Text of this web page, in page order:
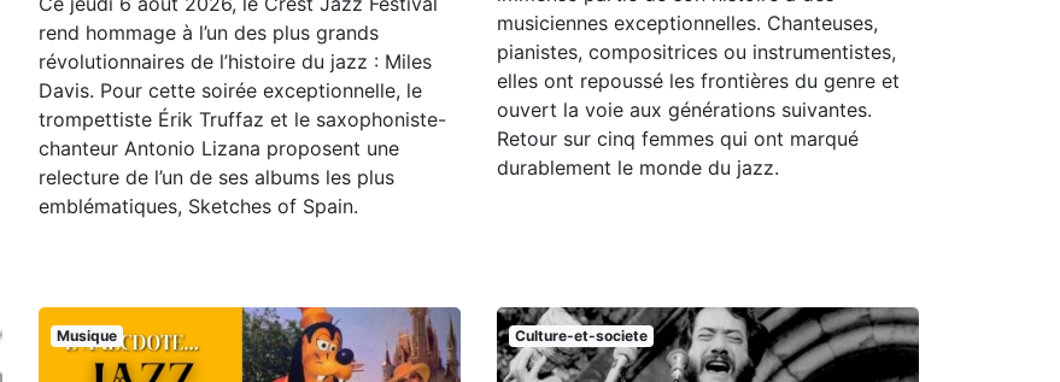
rend hommage à l’un des plus grands
révolutionnaires de l’histoire du jazz : Miles
Davis. Pour cette soirée exceptionnelle, le
trompettiste Érik Truffaz et le saxophoniste-
chanteur Antonio Lizana proposent une
relecture de l’un de ses albums les plus
emblématiques, Sketches of Spain.
musiciennes exceptionnelles. Chanteuses,
pianistes, compositrices ou instrumentistes,
elles ont repoussé les frontières du genre et
ouvert la voie aux générations suivantes.
Retour sur cinq femmes qui ont marqué
durablement le monde du jazz.
Musique Culture-et-societe